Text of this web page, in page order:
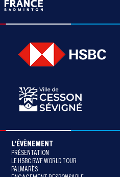
L'ÉVÈNEMENT
PRÉSENTATION
LE HSBC BWF WORLD TOUR
PALMARÈS